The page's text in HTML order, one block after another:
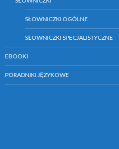
SŁOWNICZKI OGÓLNE
SŁOWNICZKI SPECJALISTYCZNE
EBOOKI
PORADNIKI JĘZYKOWE